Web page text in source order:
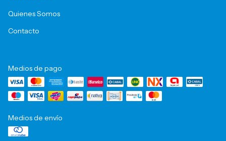
Quienes Somos
Contacto
Medios de pago
Medios de envío